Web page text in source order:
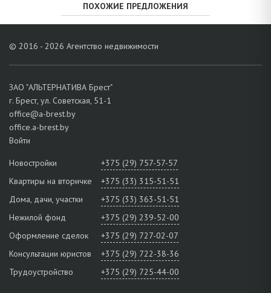
ПОХОЖИЕ ПРЕДЛОЖЕНИЯ
© 2016 - 2026 Агентство недвижимости
ЗАО "АЛЬТЕРНАТИВА Брест"
г. Брест, ул. Советская, 51-1
office@a-brest.by
office.a-brest.by
Войти
Новостройки
+375 (29) 757-57-57
Квартиры на вторичке
+375 (33) 315-51-51
Дома, дачи, участки
+375 (33) 363-51-51
Нежилой фонд
+375 (29) 239-52-00
Оформление сделок
+375 (29) 727-02-07
Консультации юристов
+375 (29) 722-38-36
Трудоустройство
+375 (29) 725-44-00